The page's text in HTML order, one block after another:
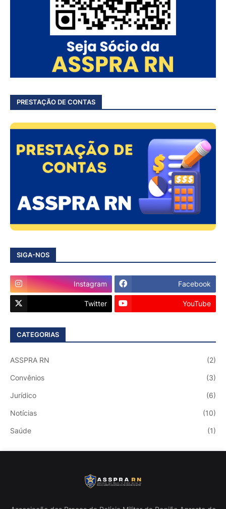
PRESTAÇÃO DE CONTAS
SIGA-NOS
Instagram Facebook
Twitter YouTube
CATEGORIAS
ASSPRA RN (2)
Convênios (3)
Jurídico (6)
Notícias (10)
Saúde (1)